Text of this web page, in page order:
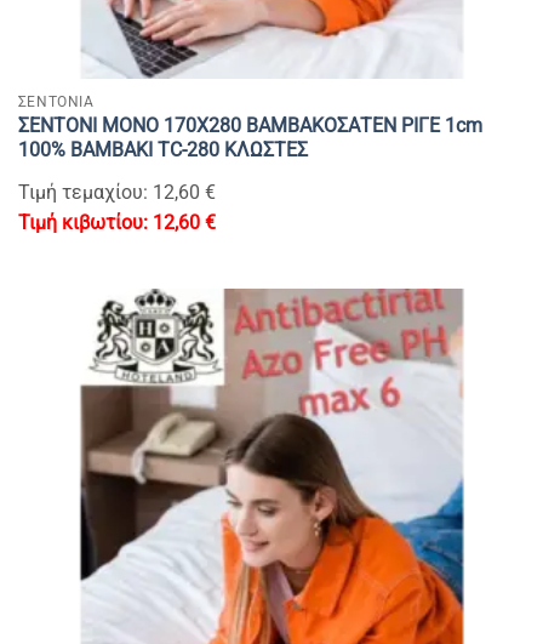
ΣΕΝΤΟΝΙΑ
ΣΕΝΤΟΝΙ ΜΟΝΟ 170Χ280 ΒΑΜΒΑΚΟΣΑΤΕΝ ΡΙΓΕ 1cm
100% BAMBAKI TC-280 ΚΛΩΣΤΕΣ
Τιμή τεμαχίου: 12,60 €
12,60 €